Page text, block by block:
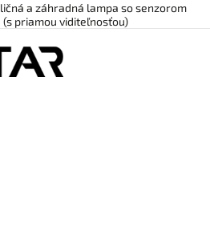
a záhradná lampa so senzorom
(s priamou viditeľnosťou)